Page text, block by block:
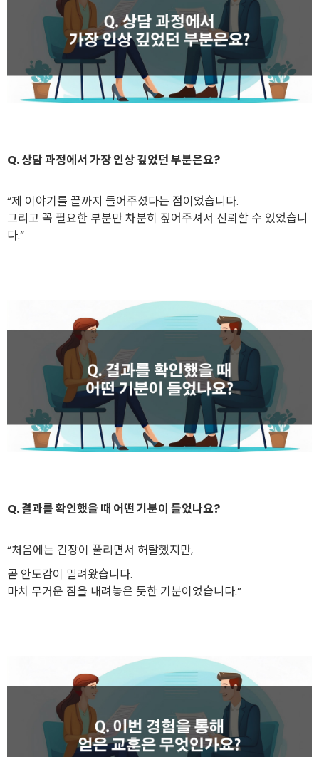
Q. 상담 과정에서 가장 인상 깊었던 부분은요?
“제 이야기를 끝까지 들어주셨다는 점이었습니다.
그리고 꼭 필요한 부분만 차분히 짚어주셔서 신뢰할 수 있었습니
다.”
Q. 결과를 확인했을 때 어떤 기분이 들었나요?
“처음에는 긴장이 풀리면서 허탈했지만,
곧 안도감이 밀려왔습니다.
마치 무거운 짐을 내려놓은 듯한 기분이었습니다.”